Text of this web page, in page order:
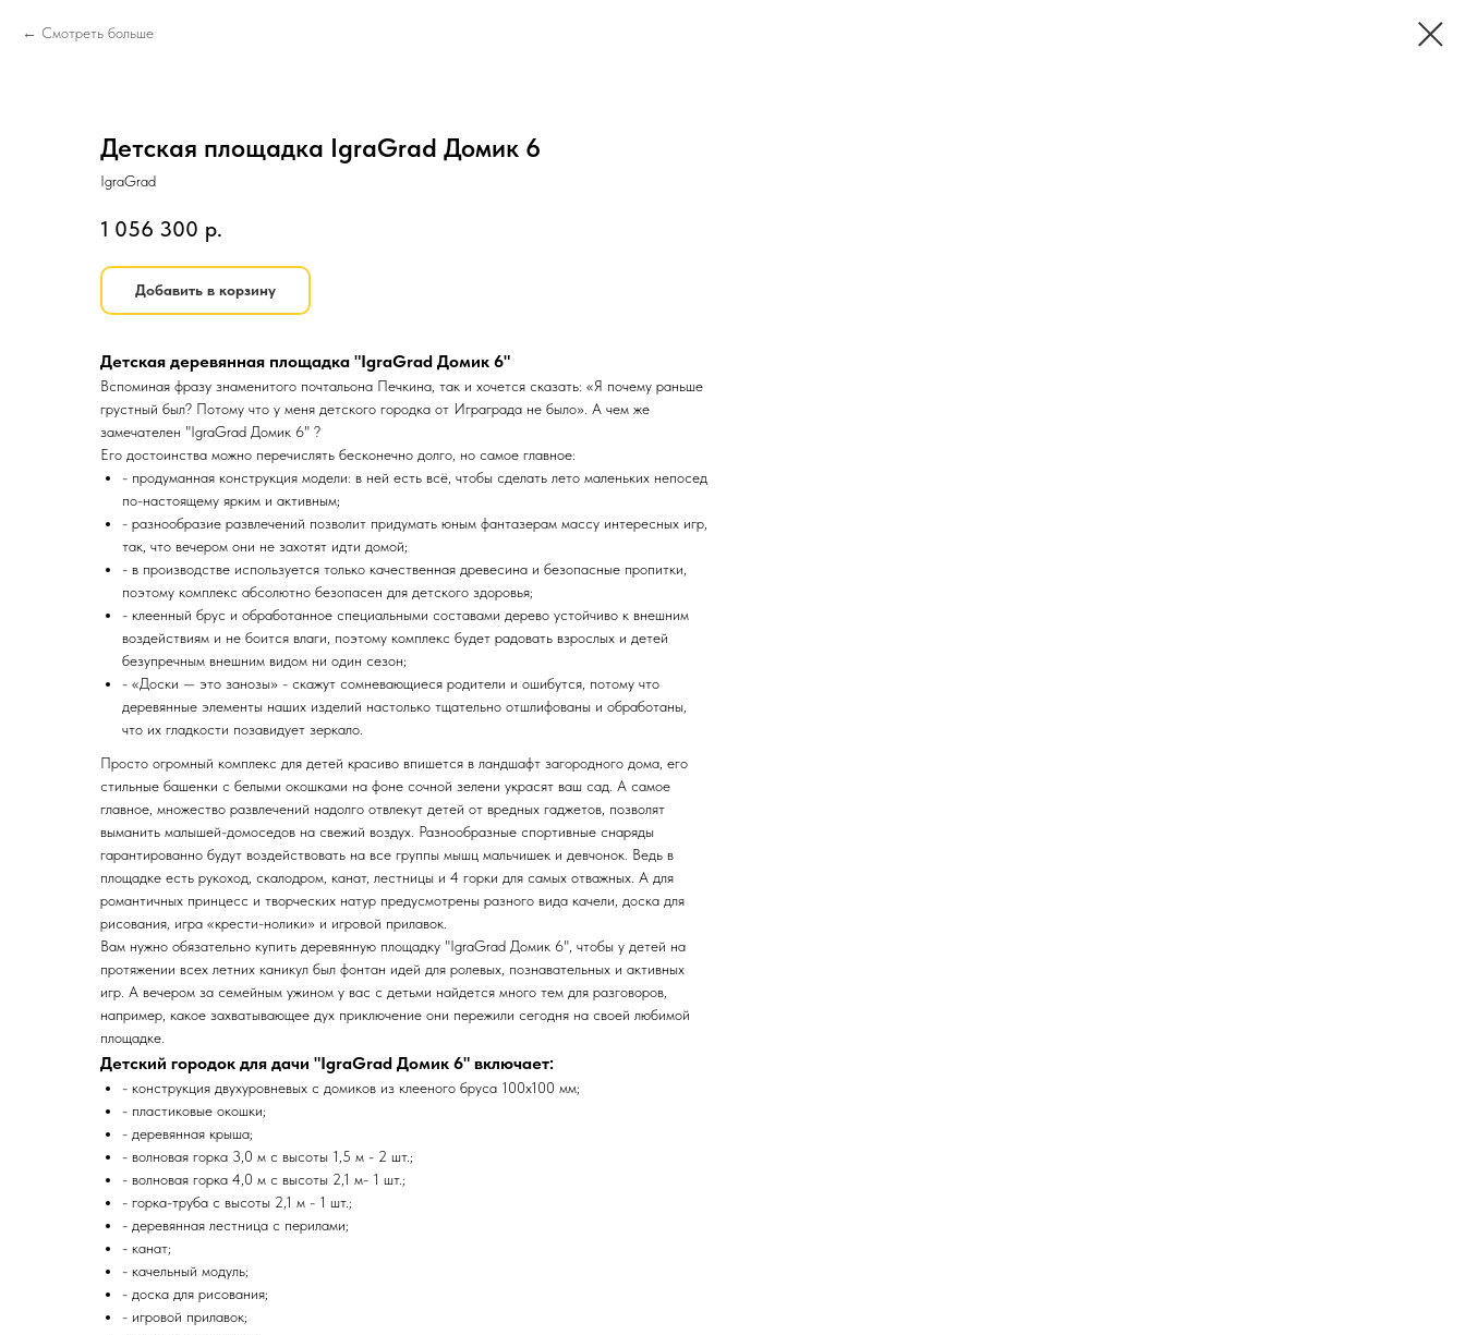
Смотреть больше
Детская площадка IgraGrad Домик 6
IgraGrad
1 056 300 р.
Добавить в корзину
Детская деревянная площадка "IgraGrad Домик 6"
Вспоминая фразу знаменитого почтальона Печкина, так и хочется сказать: «Я почему раньше
грустный был? Потому что у меня детского городка от Играграда не было». А чем же
замечателен "IgraGrad Домик 6" ?
Его достоинства можно перечислять бесконечно долго, но самое главное:
- продуманная конструкция модели: в ней есть всё, чтобы сделать лето маленьких непосед
по-настоящему ярким и активным;
- разнообразие развлечений позволит придумать юным фантазерам массу интересных игр,
так, что вечером они не захотят идти домой;
- в производстве используется только качественная древесина и безопасные пропитки,
поэтому комплекс абсолютно безопасен для детского здоровья;
- клеенный брус и обработанное специальными составами дерево устойчиво к внешним
воздействиям и не боится влаги, поэтому комплекс будет радовать взрослых и детей
безупречным внешним видом ни один сезон;
- «Доски — это занозы» - скажут сомневающиеся родители и ошибутся, потому что
деревянные элементы наших изделий настолько тщательно отшлифованы и обработаны,
что их гладкости позавидует зеркало.
Просто огромный комплекс для детей красиво впишется в ландшафт загородного дома, его
стильные башенки с белыми окошками на фоне сочной зелени украсят ваш сад. А самое
главное, множество развлечений надолго отвлекут детей от вредных гаджетов, позволят
выманить малышей-домоседов на свежий воздух. Разнообразные спортивные снаряды
гарантированно будут воздействовать на все группы мышц мальчишек и девчонок. Ведь в
площадке есть рукоход, скалодром, канат, лестницы и 4 горки для самых отважных. А для
романтичных принцесс и творческих натур предусмотрены разного вида качели, доска для
рисования, игра «крести-нолики» и игровой прилавок.
Вам нужно обязательно купить деревянную площадку "IgraGrad Домик 6", чтобы у детей на
протяжении всех летних каникул был фонтан идей для ролевых, познавательных и активных
игр. А вечером за семейным ужином у вас с детьми найдется много тем для разговоров,
например, какое захватывающее дух приключение они пережили сегодня на своей любимой
площадке.
Детский городок для дачи "IgraGrad Домик 6" включает:
- конструкция двухуровневых с домиков из клееного бруса 100х100 мм;
- пластиковые окошки;
- деревянная крыша;
- волновая горка 3,0 м c высоты 1,5 м - 2 шт.;
- волновая горка 4,0 м c высоты 2,1 м- 1 шт.;
- горка-труба с высоты 2,1 м - 1 шт.;
- деревянная лестница с перилами;
- канат;
- качельный модуль;
- доска для рисования;
- игровой прилавок;